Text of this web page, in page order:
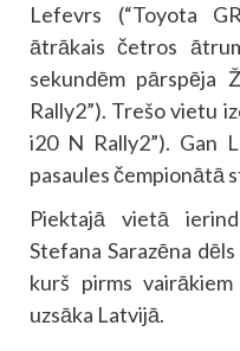
Lefevrs (“Toyota
ātrākais četros
sekundēm pārspēja
Rally2”). Trešo vietu
i20 N Rally2”). Gan
pasaules čempionātā
Piektajā vietā
Stefana Sarazēna
kurš pirms
uzsāka Latvijā.